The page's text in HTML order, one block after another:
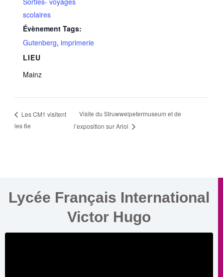
scolaires
Évènement Tags:
Gutenberg,imprimerie
LIEU
Mainz
Les CM1 visitent
les 6e
Visite du Struwwelpetermuseum et de
l’exposition sur Ariol
Lycée Français International
Victor Hugo